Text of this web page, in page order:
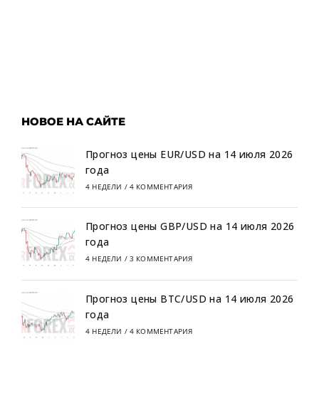
НОВОЕ НА САЙТЕ
Прогноз цены EUR/USD на 14 июля 2026
года
4 НЕДЕЛИ / 4 КОММЕНТАРИЯ
Прогноз цены GBP/USD на 14 июля 2026
года
4 НЕДЕЛИ / 3 КОММЕНТАРИЯ
Прогноз цены BTC/USD на 14 июля 2026
года
4 НЕДЕЛИ / 4 КОММЕНТАРИЯ